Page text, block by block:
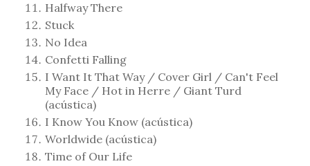
Halfway There
Stuck
No Idea
Confetti Falling
I Want It That Way / Cover Girl / Can't Feel
My Face / Hot in Herre / Giant Turd
(acústica)
I Know You Know (acústica)
Worldwide (acústica)
Time of Our Life